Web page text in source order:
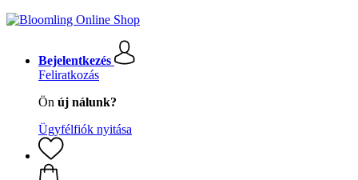
Bejelentkezés
Feliratkozás
Ön új nálunk?
Ügyfélfiók nyitása